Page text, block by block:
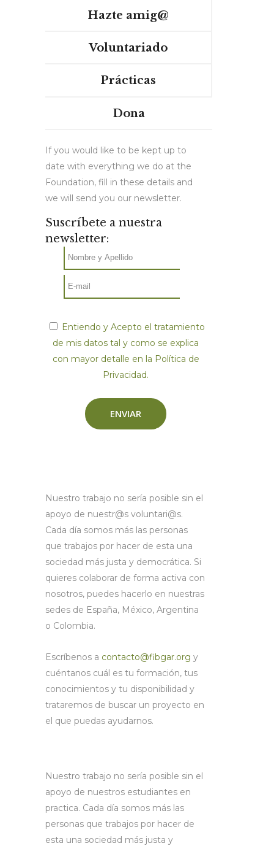
Hazte amig@
Voluntariado
Prácticas
Dona
If you would like to be kept up to
date with everything we do at the
Foundation, fill in these details and
we will send you our newsletter.
Suscríbete a nuestra
newsletter:
Entiendo y Acepto el tratamiento
de mis datos tal y como se explica
con mayor detalle en la Política de
Privacidad.
Nuestro trabajo no sería posible sin el
apoyo de nuestr@s voluntari@s.
Cada día somos más las personas
que trabajos por hacer de esta una
sociedad más justa y democrática. Si
quieres colaborar de forma activa con
nosotros, puedes hacerlo en nuestras
sedes de España, México, Argentina
o Colombia.
Escríbenos a contacto@fibgar.org y
cuéntanos cuál es tu formación, tus
conocimientos y tu disponibilidad y
trataremos de buscar un proyecto en
el que puedas ayudarnos.
Nuestro trabajo no sería posible sin el
apoyo de nuestros estudiantes en
practica. Cada día somos más las
personas que trabajos por hacer de
esta una sociedad más justa y